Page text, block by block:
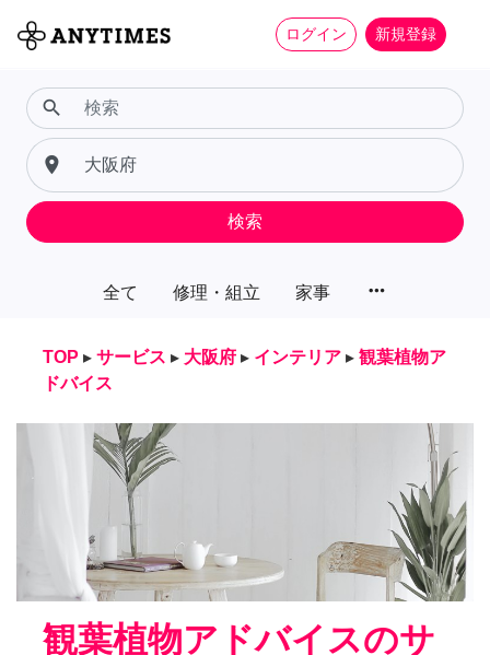
ログイン 新規登録
全て 修理・組立 家事 more_horiz
search
place
検索
TOP ▸ サービス ▸ 大阪府 ▸ インテリア ▸ 観葉植物ア
ドバイス
観葉植物アドバイスのサ